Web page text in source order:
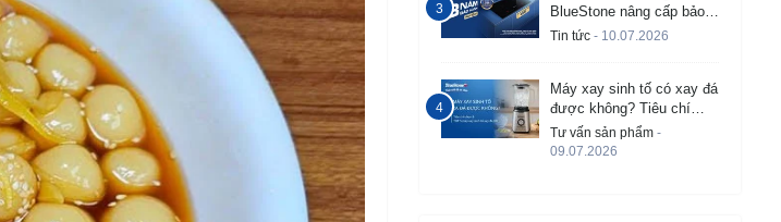
BlueStone nâng cấp bảo
hành bếp từ âm lên đến 3
Tin tức - 10.07.2026
Máy xay sinh tố có xay đá
được không? Tiêu chí
chọn và TOP 5 máy tốt
Tư vấn sản phẩm -
09.07.2026